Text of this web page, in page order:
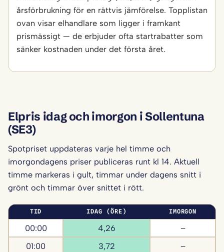
årsförbrukning för en rättvis jämförelse. Topplistan
ovan visar elhandlare som ligger i framkant
prismässigt — de erbjuder ofta startrabatter som
sänker kostnaden under det första året.
Elpris idag och imorgon i Sollentuna
(SE3)
Spotpriset uppdateras varje hel timme och
imorgondagens priser publiceras runt kl 14. Aktuell
timme markeras i gult, timmar under dagens snitt i
grönt och timmar över snittet i rött.
TID IDAG (ÖRE) IMORGON
00:00 4,26
–
01:00
3,72
–